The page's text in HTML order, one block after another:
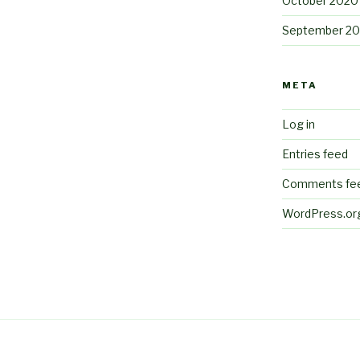
September
META
Log in
Entries feed
Comments